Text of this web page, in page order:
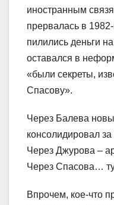
иностранным
прервалась в
пилились деньги
оставался в
«были секреты,
Спасову».
Через Балева
консолидировал
Через Джурова –
Через Спасова…
Впрочем, кое-что